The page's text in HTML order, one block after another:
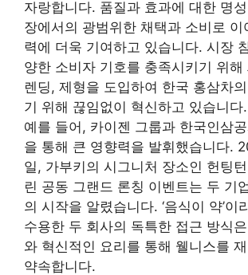
자랑합니다. 품질과 효과에 대한 명
장에서의 광범위한 채택과 소비로 이
력에 더욱 기여하고 있습니다. 시장
양한 소비자 기호를 충족시키기 위해
렌딩, 제형을 도입하여 한국 홍삼차
기 위해 끊임없이 혁신하고 있습니다.
예를 들어, 카이젠 그룹과 한국인삼
을 통해 큰 영향력을 발휘했습니다.
일, 가부키의 시그니처 장소인 헌팅
린 공동 그랜드 론칭 이벤트는 두 기
의 시작을 알렸습니다. ‘음식이 약’이
수용한 두 회사의 독특한 접근 방식
와 혁신적인 요리를 통해 웰니스를
약속합니다.